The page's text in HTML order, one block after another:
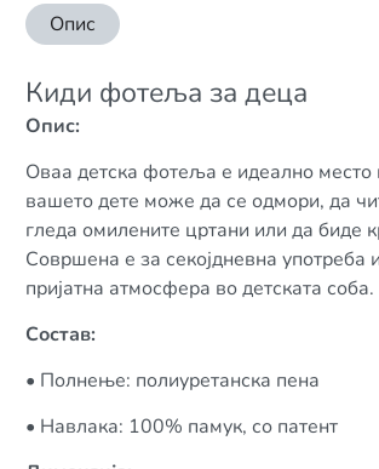
Опис
Киди фотеља за деца
Опис:
Оваа детска фотеља е идеално место
вашето дете може да се одмори, да
гледа омилените цртани или да биде
Совршена е за секојдневна употреба
пријатна атмосфера во детската соба.
Состав:
• Полнење: полиуретанска пена
• Навлака: 100% памук, со патент